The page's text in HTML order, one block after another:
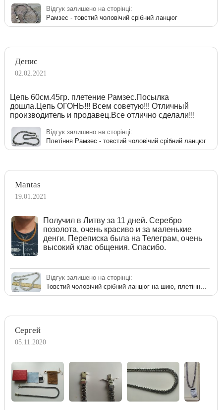
Відгук залишено на сторінці:
Рамзес - товстий чоловічий срібний ланцюг
Денис
02.02.2021
Цепь 60см.45гр. плетение Рамзес.Посылка
дошла.Цепь ОГОНЬ!!! Всем советую!!! Отличный
производитель и продавец.Все отлично сделали!!!
Відгук залишено на сторінці:
Плетіння Рамзес - товстий чоловічий срібний ланцюг
Mantas
19.01.2021
Получил в Литву за 11 дней. Серебро
позолота, очень красиво и за маленькие
денги. Переписка была на Телеграм, очень
высокий клас общения. Спасибо.
Відгук залишено на сторінці:
Сергей
05.11.2020